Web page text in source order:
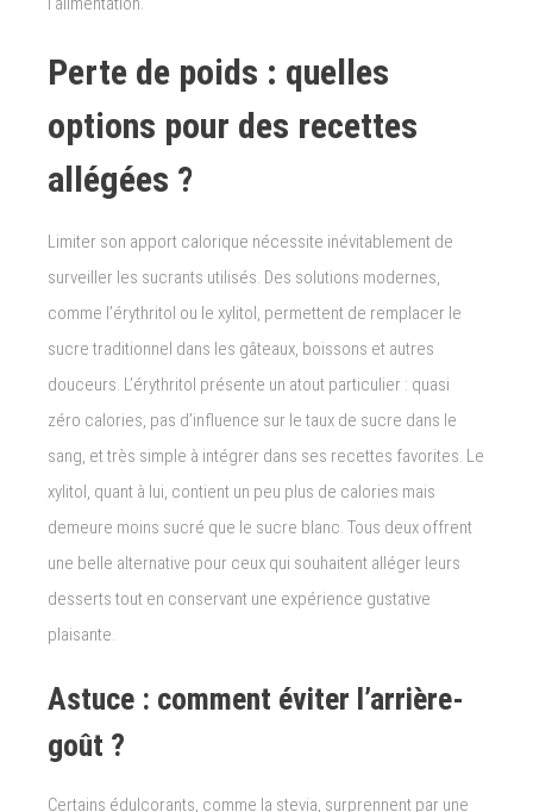
Perte de poids : quelles
options pour des recettes
allégées ?
Limiter son apport calorique nécessite inévitablement de
surveiller les sucrants utilisés. Des solutions modernes,
comme l’érythritol ou le xylitol, permettent de remplacer le
sucre traditionnel dans les gâteaux, boissons et autres
douceurs. L’érythritol présente un atout particulier : quasi
zéro calories, pas d’influence sur le taux de sucre dans le
sang, et très simple à intégrer dans ses recettes favorites. Le
xylitol, quant à lui, contient un peu plus de calories mais
demeure moins sucré que le sucre blanc. Tous deux offrent
une belle alternative pour ceux qui souhaitent alléger leurs
desserts tout en conservant une expérience gustative
plaisante.
Astuce : comment éviter l’arrière-
goût ?
Certains édulcorants, comme la stevia, surprennent par une